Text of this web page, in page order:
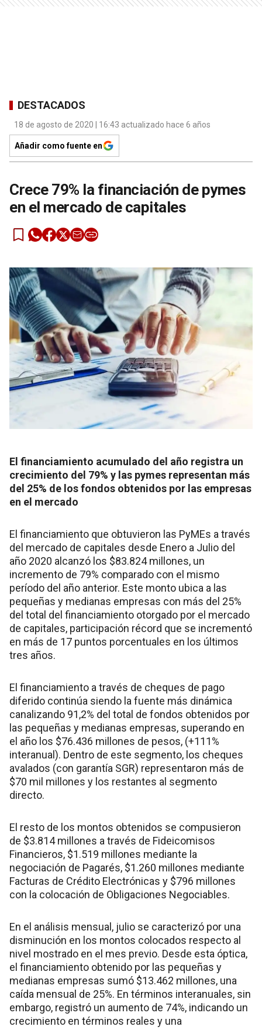
DESTACADOS
18 de agosto de 2020 | 16:43 actualizado hace 6 años
Añadir como fuente en
Crece 79% la financiación de pymes
en el mercado de capitales
El financiamiento acumulado del año registra un
crecimiento del 79% y las pymes representan más
del 25% de los fondos obtenidos por las empresas
en el mercado
El financiamiento que obtuvieron las PyMEs a través
del mercado de capitales desde Enero a Julio del
año 2020 alcanzó los $83.824 millones, un
incremento de 79% comparado con el mismo
período del año anterior. Este monto ubica a las
pequeñas y medianas empresas con más del 25%
del total del financiamiento otorgado por el mercado
de capitales, participación récord que se incrementó
en más de 17 puntos porcentuales en los últimos
tres años.
El financiamiento a través de cheques de pago
diferido continúa siendo la fuente más dinámica
canalizando 91,2% del total de fondos obtenidos por
las pequeñas y medianas empresas, superando en
el año los $76.436 millones de pesos, (+111%
interanual). Dentro de este segmento, los cheques
avalados (con garantía SGR) representaron más de
$70 mil millones y los restantes al segmento
directo.
El resto de los montos obtenidos se compusieron
de $3.814 millones a través de Fideicomisos
Financieros, $1.519 millones mediante la
negociación de Pagarés, $1.260 millones mediante
Facturas de Crédito Electrónicas y $796 millones
con la colocación de Obligaciones Negociables.
En el análisis mensual, julio se caracterizó por una
disminución en los montos colocados respecto al
nivel mostrado en el mes previo. Desde esta óptica,
el financiamiento obtenido por las pequeñas y
medianas empresas sumó $13.462 millones, una
caída mensual de 25%. En términos interanuales, sin
embargo, registró un aumento de 74%, indicando un
crecimiento en términos reales y una